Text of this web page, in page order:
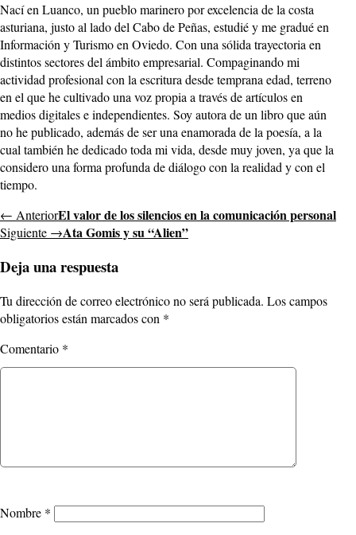
Nací en Luanco, un pueblo marinero por excelencia de la costa
asturiana, justo al lado del Cabo de Peñas, estudié y me gradué en
Información y Turismo en Oviedo. Con una sólida trayectoria en
distintos sectores del ámbito empresarial. Compaginando mi
actividad profesional con la escritura desde temprana edad, terreno
en el que he cultivado una voz propia a través de artículos en
medios digitales e independientes. Soy autora de un libro que aún
no he publicado, además de ser una enamorada de la poesía, a la
cual también he dedicado toda mi vida, desde muy joven, ya que la
considero una forma profunda de diálogo con la realidad y con el
tiempo.
← AnteriorEl valor de los silencios en la comunicación personal
Siguiente →Ata Gomis y su “Alien”
Deja una respuesta
Tu dirección de correo electrónico no será publicada. Los campos
obligatorios están marcados con *
Comentario *
Nombre *